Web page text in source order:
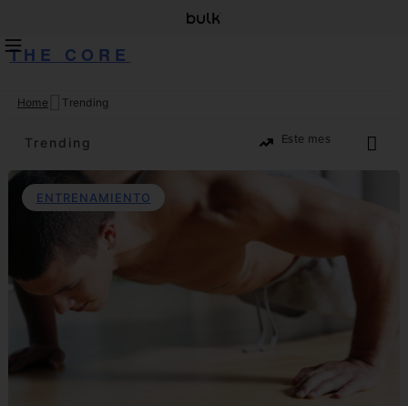
THE CORE
Skip
content
Home Trending
Trending
ENTRENAMIENTO